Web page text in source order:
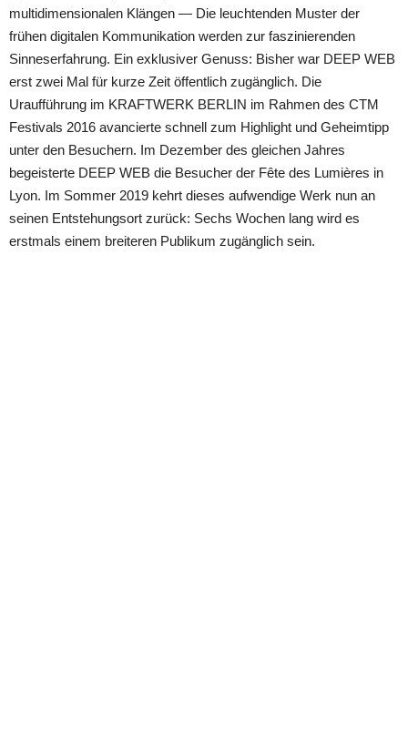
multidimensionalen Klängen — Die leuchtenden Muster der
frühen digitalen Kommunikation werden zur faszinierenden
Sinneserfahrung. Ein exklusiver Genuss: Bisher war DEEP WEB
erst zwei Mal für kurze Zeit öffentlich zugänglich. Die
Uraufführung im KRAFTWERK BERLIN im Rahmen des CTM
Festivals 2016 avancierte schnell zum Highlight und Geheimtipp
unter den Besuchern. Im Dezember des gleichen Jahres
begeisterte DEEP WEB die Besucher der Fête des Lumières in
Lyon. Im Sommer 2019 kehrt dieses aufwendige Werk nun an
seinen Entstehungsort zurück: Sechs Wochen lang wird es
erstmals einem breiteren Publikum zugänglich sein.